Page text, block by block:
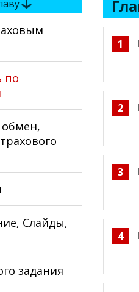
по
обмен,
Слайды,
задания
1
2
3
4